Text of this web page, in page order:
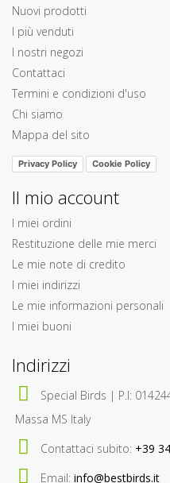
Nuovi prodotti
I più venduti
I nostri negozi
Contattaci
Termini e condizioni d'uso
Chi siamo
Mappa del sito
Privacy Policy Cookie Policy
Il mio account
I miei ordini
Restituzione delle mie merci
Le mie note di credito
I miei indirizzi
Le mie informazioni personali
I miei buoni
Indirizzi
Special Birds | P.I:
Massa MS Italy
Contattaci subito: +39
Email: info@bestbirds.it